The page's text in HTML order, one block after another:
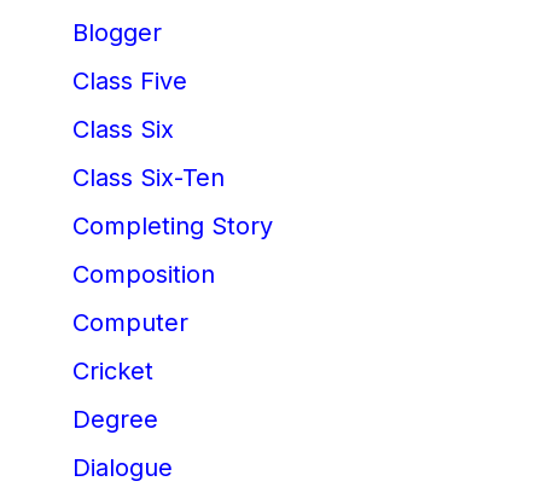
Blogger
Class Five
Class Six
Class Six-Ten
Completing Story
Composition
Computer
Cricket
Degree
Dialogue